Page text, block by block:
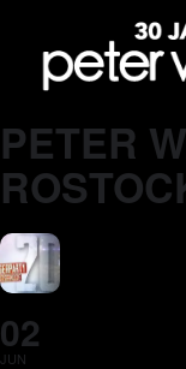
PETER
02
JUN